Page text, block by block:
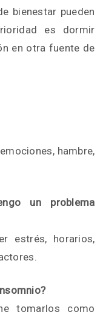
bienestar pueden
es dormir
en otra fuente de
hambre,
un problema
estrés, horarios,
tomarlos como